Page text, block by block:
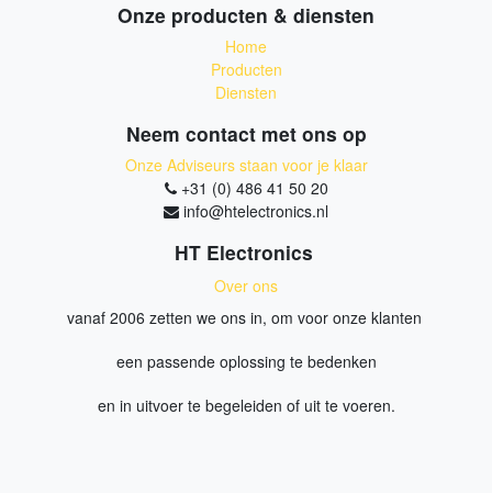
Onze producten & diensten
Home
Producten
Diensten
Neem contact met ons op
Onze Adviseurs staan voor je klaar
+31 (0) 486 41 50 20
info@htelectronics.nl
HT Electronics
Over ons
vanaf 2006 zetten we ons in, om voor onze klanten
een passende oplossing te bedenken
en in uitvoer te begeleiden of uit te voeren.